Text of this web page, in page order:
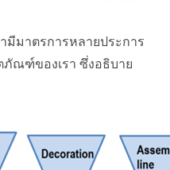
มีมาตรการหลายประการ
ณฑ์ของเรา ซึ่งอธิบาย